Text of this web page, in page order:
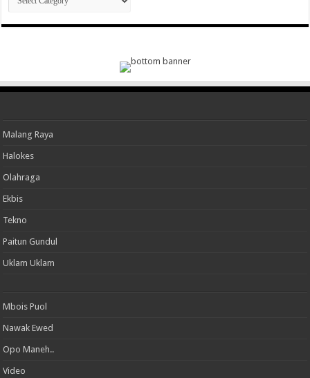
Malang Raya
Halokes
Olahraga
Ekbis
Tekno
Paitun Gundul
Uklam Uklam
Mbois Puol
Nawak Ewed
Opo Maneh..
Video